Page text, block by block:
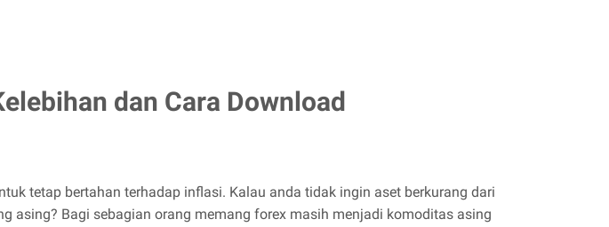
dan Cara Download
tetap bertahan terhadap inflasi. Kalau anda tidak ingin aset berkurang dari
asing? Bagi sebagian orang memang forex masih menjadi komoditas asing